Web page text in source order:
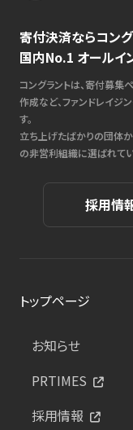
寄付決済ならコン
国内No.1 オールイ
コングラントは、寄付募集
作成など、ファンドレイ
す。
立ち上げたばかりの団体
の非営利組織に選ばれてい
採用情
トップページ
お知らせ
PRTIMES
採用情報